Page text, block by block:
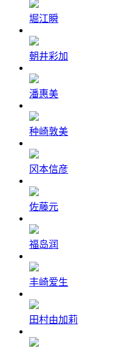
堀江瞬
朝井彩加
潘惠美
种崎敦美
冈本信彦
佐藤元
福岛润
丰崎爱生
田村由加莉